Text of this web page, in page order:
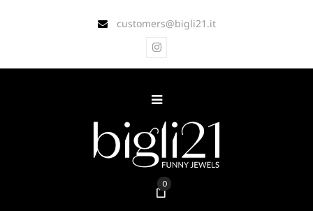
customers@bigli21.it
0